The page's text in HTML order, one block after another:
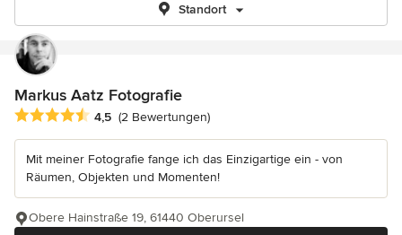
Standort
Markus Aatz Fotografie
Durchschnittliche Bewertung: 4.5 von 5 Sternen
4,5 (2 Bewertungen)
Mit meiner Fotografie fange ich das Einzigartige ein - von
Räumen, Objekten und Momenten!
Obere Hainstraße 19, 61440 Oberursel